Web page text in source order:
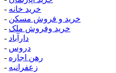
- خرید خانه
- خرید و فروش مسکن
- خرید وفروش ملک
- دارآباد
- دروس
- رهن اجاره
- زعفرانیه